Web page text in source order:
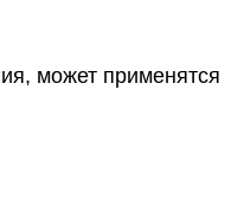
может применятся